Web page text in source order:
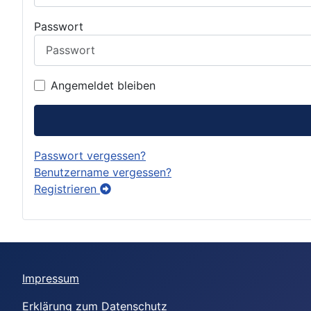
Passwort
Angemeldet bleiben
Passwort vergessen?
Benutzername vergessen?
Registrieren
Impressum
Erklärung zum Datenschutz